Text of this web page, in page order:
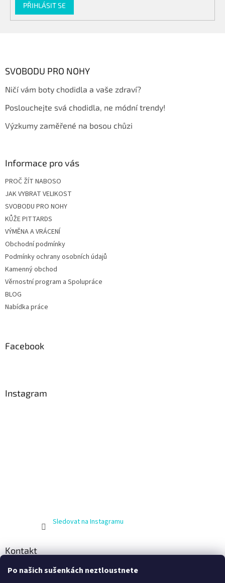
Po našich sušenkách neztloustnete
PŘIHLÁSIT SE
SVOBODU PRO NOHY
Ničí vám boty chodidla a vaše zdraví?
Poslouchejte svá chodidla, ne módní trendy!
Výzkumy zaměřené na bosou chůzi
Informace pro vás
PROČ ŽÍT NABOSO
JAK VYBRAT VELIKOST
SVOBODU PRO NOHY
KŮŽE PITTARDS
VÝMĚNA A VRÁCENÍ
Obchodní podmínky
Podmínky ochrany osobních údajů
Kamenný obchod
Věrnostní program a Spolupráce
BLOG
Nabídka práce
Facebook
Instagram
Sledovat na Instagramu
Kontakt
info@zijnaboso.cz